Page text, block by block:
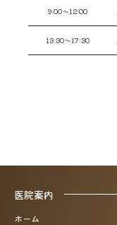
9:00〜12:00
13:30〜17:30
医院案内
ホーム